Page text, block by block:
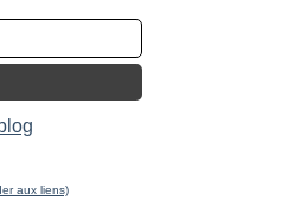
aux liens)